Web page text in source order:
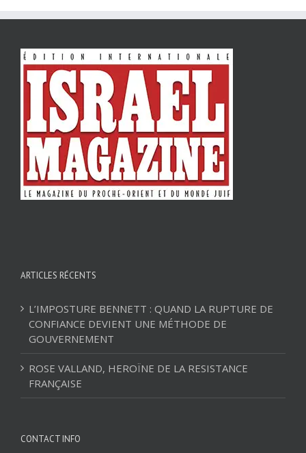
ARTICLES RÉCENTS
L’IMPOSTURE BENNETT : QUAND LA RUPTURE DE
CONFIANCE DEVIENT UNE MÉTHODE DE
GOUVERNEMENT
ROSE VALLAND, HEROÏNE DE LA RESISTANCE
FRANÇAISE
CONTACT INFO